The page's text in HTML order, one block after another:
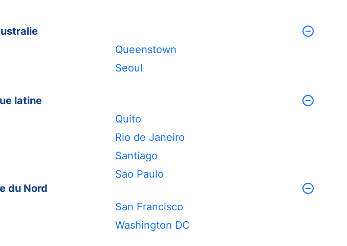
Queenstown
Seoul
latine
Quito
Rio de Janeiro
Santiago
Sao Paulo
du Nord
San Francisco
Washington DC